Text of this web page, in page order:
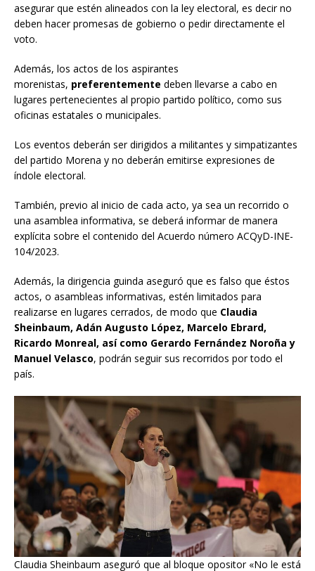
asegurar que estén alineados con la ley electoral, es decir no
deben hacer promesas de gobierno o pedir directamente el
voto.
Además, los actos de los aspirantes
morenistas, preferentemente deben llevarse a cabo en
lugares pertenecientes al propio partido político, como sus
oficinas estatales o municipales.
Los eventos deberán ser dirigidos a militantes y simpatizantes
del partido Morena y no deberán emitirse expresiones de
índole electoral.
También, previo al inicio de cada acto, ya sea un recorrido o
una asamblea informativa, se deberá informar de manera
explícita sobre el contenido del Acuerdo número ACQyD-INE-
104/2023.
Además, la dirigencia guinda aseguró que es falso que éstos
actos, o asambleas informativas, estén limitados para
realizarse en lugares cerrados, de modo que Claudia
Sheinbaum, Adán Augusto López, Marcelo Ebrard,
Ricardo Monreal, así como Gerardo Fernández Noroña y
Manuel Velasco, podrán seguir sus recorridos por todo el
país.
Claudia Sheinbaum aseguró que al bloque opositor «No le está